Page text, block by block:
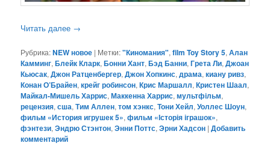
Читать далее →
Рубрика:NEW новое | Метки:"Киномания",film Toy Story 5,Алан
Камминг,Блейк Кларк,Бонни Хант,Бэд Банни,Грета Ли,Джоан
Кьюсак,Джон Ратценбергер,Джон Хопкинс,драма,киану ривз,
Конан О’Брайен,крейг робинсон,Крис Маршалл,Кристен Шаал,
Майкал-Мишель Харрис,Маккенна Харрис,мультфільм,
рецензия,сша,Тим Аллен,том хэнкс,Тони Хейл,Уоллес Шоун,
фильм «История игрушек 5»,фильм «Історія іграшок»,
фэнтези,Эндрю Стэнтон,Энни Поттс,Эрни Хадсон |Добавить
комментарий